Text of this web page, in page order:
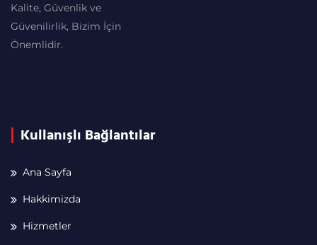
Kalite, Güvenlik ve
Güvenilirlik, Bizim İçin
Önemlidir.
Kullanışlı Bağlantılar
Ana Sayfa
Hakkimizda
Hizmetler